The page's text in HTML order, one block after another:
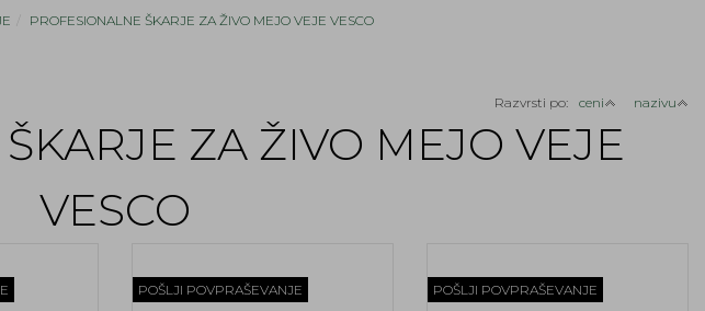
PROFESIONALNE ŠKARJE ZA ŽIVO MEJO VEJE VESCO
Razvrsti po: ceni nazivu
ZA ŽIVO MEJO VEJE
VESCO
POŠLJI POVPRAŠEVANJE POŠLJI POVPRAŠEVANJE